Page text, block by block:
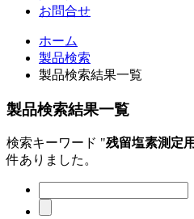
お問合せ
ホーム
製品検索
製品検索結果一覧
製品検索結果一覧
検索キーワード "残留塩素測定
件ありました。